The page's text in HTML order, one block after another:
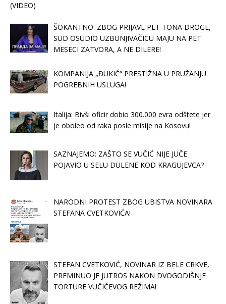
(VIDEO)
ŠOKANTNO: ZBOG PRIJAVE PET TONA DROGE,
SUD OSUDIO UZBUNJIVAČICU MAJU NA PET
MESECI ZATVORA, A NE DILERE!
KOMPANIJA „ĐUKIĆ“ PRESTIŽNA U PRUŽANJU
POGREBNIH USLUGA!
Italija: Bivši oficir dobio 300.000 evra odštete jer
je oboleo od raka posle misije na Kosovu!
SAZNAJEMO: ZAŠTO SE VUČIĆ NIJE JUČE
POJAVIO U SELU DULENE KOD KRAGUJEVCA?
NARODNI PROTEST ZBOG UBISTVA NOVINARA
STEFANA CVETKOVIĆA!
STEFAN CVETKOVIĆ, NOVINAR IZ BELE CRKVE,
PREMINUO JE JUTROS NAKON DVOGODIŠNJE
TORTURE VUČIĆEVOG REŽIMA!